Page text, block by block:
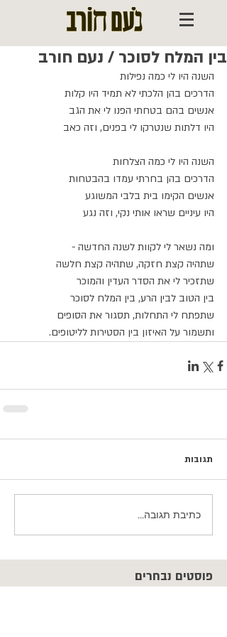
בין המלח לסוכר / נעם חורב
השנה היו לי כמה נפילות
הדרכים בהן הלכתי לא תמיד היו קלות
אנשים בהם בטחתי הפנו לי את הגב
היו דלתות שנטרקו לי בפנים, וזה כאב
השנה היו לי כמה הצלחות
הדרכים בהן בחרתי עמדו בהבטחות
אנשים הקימו בית בלבי המשוגע
היו עיניים שראו אותי נקי, וזה נגע
ומה נשאר לי לקוות לשנה החדשה -
שתהיה קצת חזקה, שתהיה קצת חלשה
שתזכיר לי את הסדר העדין והמוכר
בין הטוב לבין הרע, בין המלח לסוכר
שתפתח לי התחלות, תסגור את הסופים
ותשמור על האיזון בין הסטירות לליטופים.
תגובות
כתיבת תגובה...
פוסטים נבחרים